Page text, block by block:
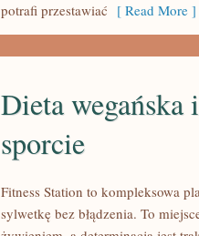
potrafi przestawiać [ Read More ]
Dieta wegańska
sporcie
Fitness Station to kompleksowa
sylwetkę bez błądzenia. To